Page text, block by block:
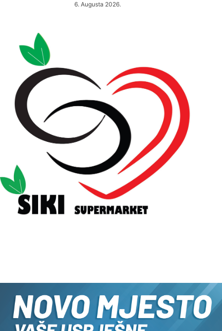
6. Augusta 2026.